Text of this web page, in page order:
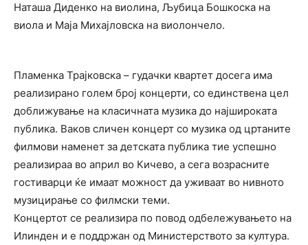
Наташа Диденко на виолина, Љубица Бошкоска на
виола и Маја Михајловска на виолончело.
Пламенка Трајковска – гудачки квартет досега има
реализирано голем број концерти, со единствена цел
доближување на класичната музика до најшироката
публика. Ваков сличен концерт со музика од цртаните
филмови наменет за детската публика тие успешно
реализираа во април во Кичево, а сега возрасните
гостиварци ќе имаат можност да уживаат во нивното
музицирање со филмски теми.
Концертот се реализира по повод одбележувањето на
Илинден и е поддржан од Министерството за култура.